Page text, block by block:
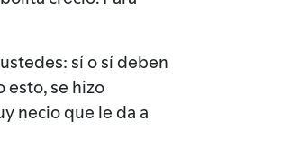
sí o sí deben
esto, se hizo
necio que le da a